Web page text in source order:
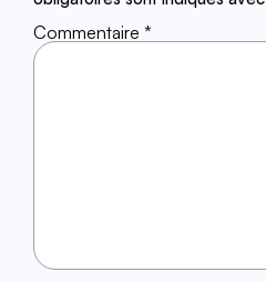
Commentaire *